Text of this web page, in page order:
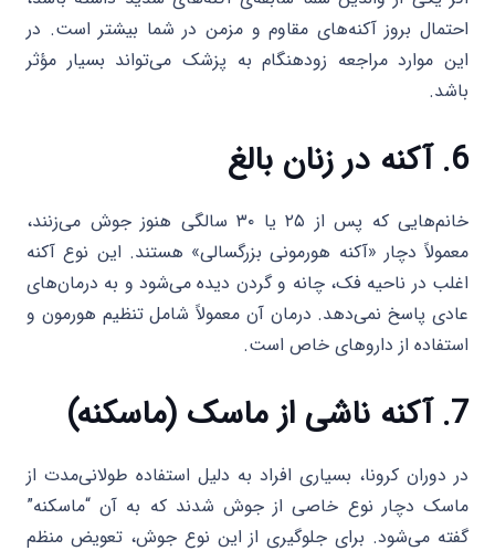
احتمال بروز آکنه‌های مقاوم و مزمن در شما بیشتر است. در
این موارد مراجعه زودهنگام به پزشک می‌تواند بسیار مؤثر
باشد.
6. آکنه در زنان بالغ
خانم‌هایی که پس از ۲۵ یا ۳۰ سالگی هنوز جوش می‌زنند،
معمولاً دچار «آکنه هورمونی بزرگسالی» هستند. این نوع آکنه
اغلب در ناحیه فک، چانه و گردن دیده می‌شود و به درمان‌های
عادی پاسخ نمی‌دهد. درمان آن معمولاً شامل تنظیم هورمون و
استفاده از داروهای خاص است.
7. آکنه ناشی از ماسک (ماسکنه)
در دوران کرونا، بسیاری افراد به دلیل استفاده طولانی‌مدت از
ماسک دچار نوع خاصی از جوش شدند که به آن “ماسکنه”
گفته می‌شود. برای جلوگیری از این نوع جوش، تعویض منظم